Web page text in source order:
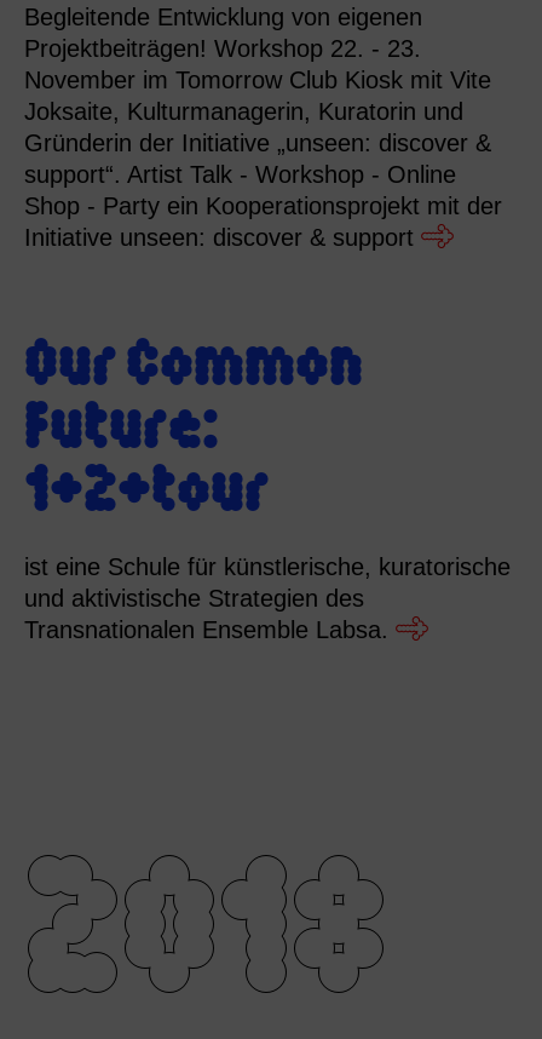
Begleitende Entwicklung von eigenen
Projektbeiträgen! Workshop 22. - 23.
November im Tomorrow Club Kiosk mit Vite
Joksaite, Kulturmanagerin, Kuratorin und
Gründerin der Initiative „unseen: discover &
support“. Artist Talk - Workshop - Online
Shop - Party ein Kooperationsprojekt mit der
Initiative unseen: discover & support
Our Common
Future:
1+2+tour
ist eine Schule für künstlerische, kuratorische
und aktivistische Strategien des
Transnationalen Ensemble Labsa.
2018